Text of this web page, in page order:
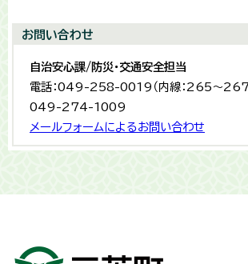
お問い合わせ
自治安心課/防災・交通安全担当
電話：049-258-0019（内線：265〜
049-274-1009
メールフォームによるお問い合わせ